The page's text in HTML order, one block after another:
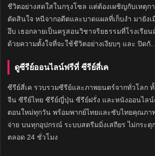
ชีวิตอย่างสดใสในกรุงโซล แต่ต้องเผชิญกับเหตุก
ตัดสินใจ หนีจากอดีตและบาดแผลที่เก็บงำ มายังเ
อึบ เธอกลายเป็นครูสอนวิชาจริยธรรมที่โรงเรี
ด้วยความตั้งใจที่จะใช้ชีวิตอย่างเงียบๆ และ ปิดกั...
ดูซีรีย์ออนไลน์ฟรีที่ ซีรีย์สี่เค
ซีรีย์สี่เค รวบรวมซีรีย์และภาพยนตร์จากทั่วโลก
จีน ซีรีย์ไทย ซีรีย์ญี่ปุ่น ซีรีย์ฝรั่ง และหนังออนไล
ตอนใหม่ทุกวัน พร้อมพากย์ไทยและซับไทยคุณภา
จ่าย บนทุกอุปกรณ์ ระบบสตรีมมิ่งเสถียร ไม่กระตุ
ตลอด 24 ชั่วโมง